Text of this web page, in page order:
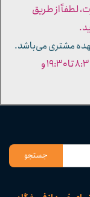
جستجو
لطفاً از طریق
مشتری می‌باشد.
- ساعات کاری فروشگاه: شنبه تا چهارشنبه از ساعت ۸:۳۰ تا ۱۹:۳۰ و